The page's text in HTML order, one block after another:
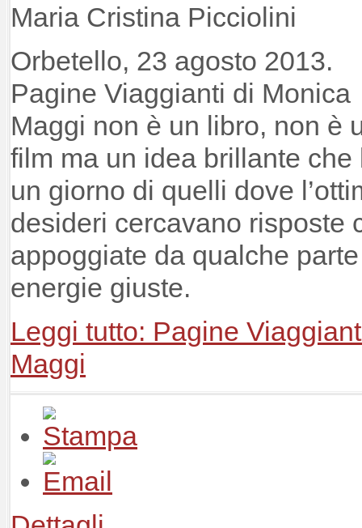
Maria Cristina Picciolini
Orbetello, 23 agosto 2013.
Pagine Viaggianti di Monica
Maggi non è un libro, non è
film ma un idea brillante
un giorno di quelli dove
desideri cercavano risposte
appoggiate da qualche
energie giuste.
Leggi tutto: Pagine
Maggi